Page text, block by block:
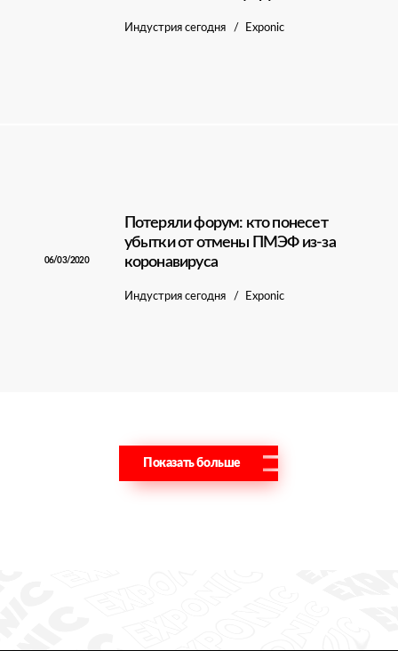
Индустрия сегодня Exponic
06/03/2020
Потеряли форум: кто понесет
убытки от отмены ПМЭФ из-за
коронавируса
Индустрия сегодня Exponic
Показать больше